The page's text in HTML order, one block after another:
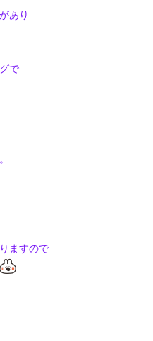
あり
で
ますので